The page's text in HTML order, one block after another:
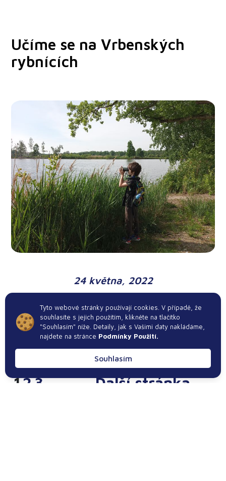
Tyto webové stránky používají cookies. V případě, že
souhlasíte s jejich použitím, klikněte na tlačítko
"Souhlasím" níže. Detaily, jak s Vašimi daty nakládáme,
najdete na stránce Podmínky Použití.
Souhlasím
Učíme se na Vrbenských
rybnících
24 května, 2022
123 Další stránka →